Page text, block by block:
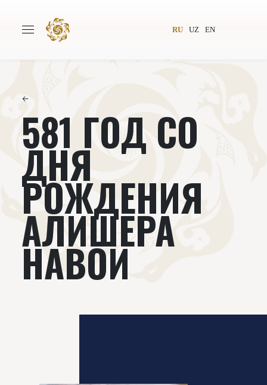
RU UZ EN
Авторы
Издательство
Проекты Подкасты
Книги Видеолекторий
←
581 ГОД СО
ДНЯ
РОЖДЕНИЯ
АЛИШЕРА
НАВОИ